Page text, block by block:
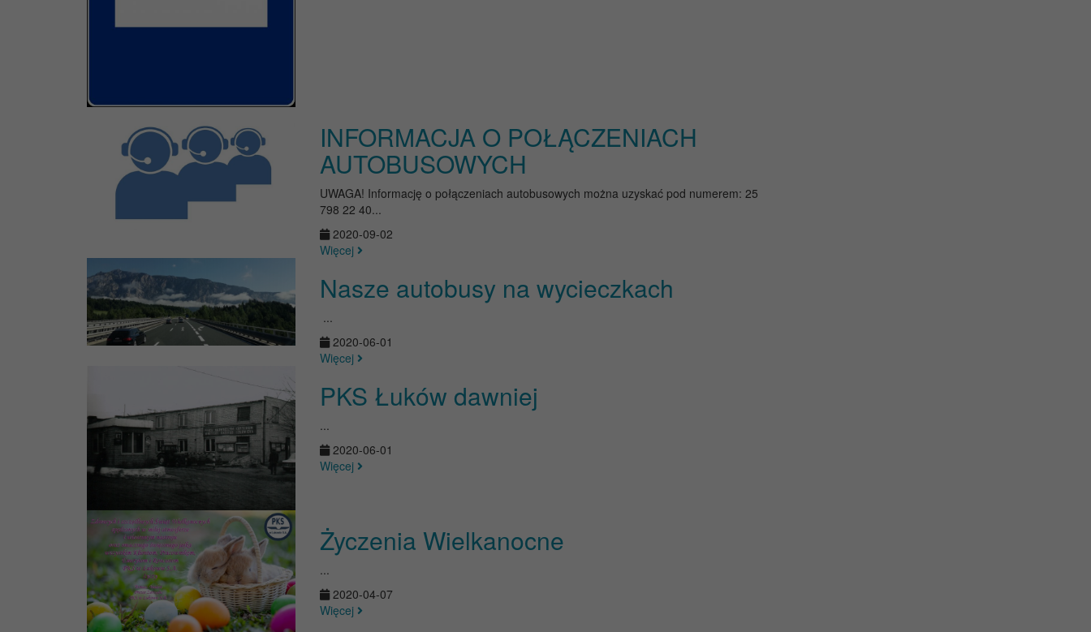
INFORMACJA O POŁĄCZENIACH
AUTOBUSOWYCH
UWAGA! Informację o połączeniach autobusowych można uzyskać pod numerem: 25
798 22 40...
2020-09-02
Więcej
Nasze autobusy na wycieczkach
...
2020-06-01
Więcej
PKS Łuków dawniej
...
2020-06-01
Więcej
Życzenia Wielkanocne
...
2020-04-07
Więcej